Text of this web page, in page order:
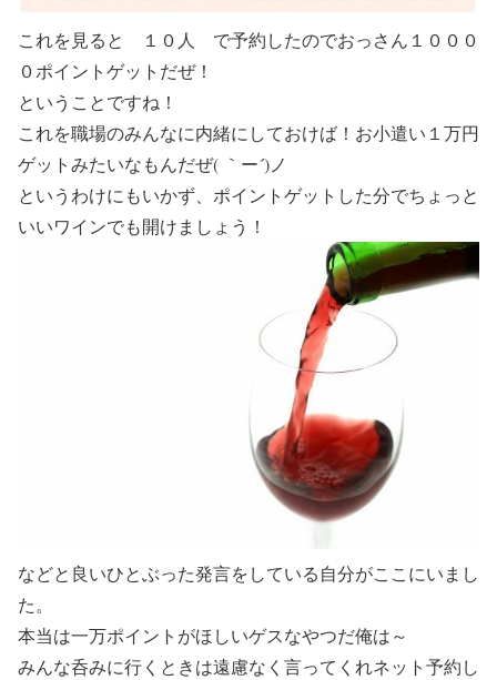
これを見ると １０人 で予約したのでおっさん１０００
０ポイントゲットだぜ！
ということですね！
これを職場のみんなに内緒にしておけば！お小遣い１万円
ゲットみたいなもんだぜ( ｀ー´)ノ
というわけにもいかず、ポイントゲットした分でちょっと
いいワインでも開けましょう！
などと良いひとぶった発言をしている自分がここにいまし
た。
本当は一万ポイントがほしいゲスなやつだ俺は～
みんな呑みに行くときは遠慮なく言ってくれネット予約し